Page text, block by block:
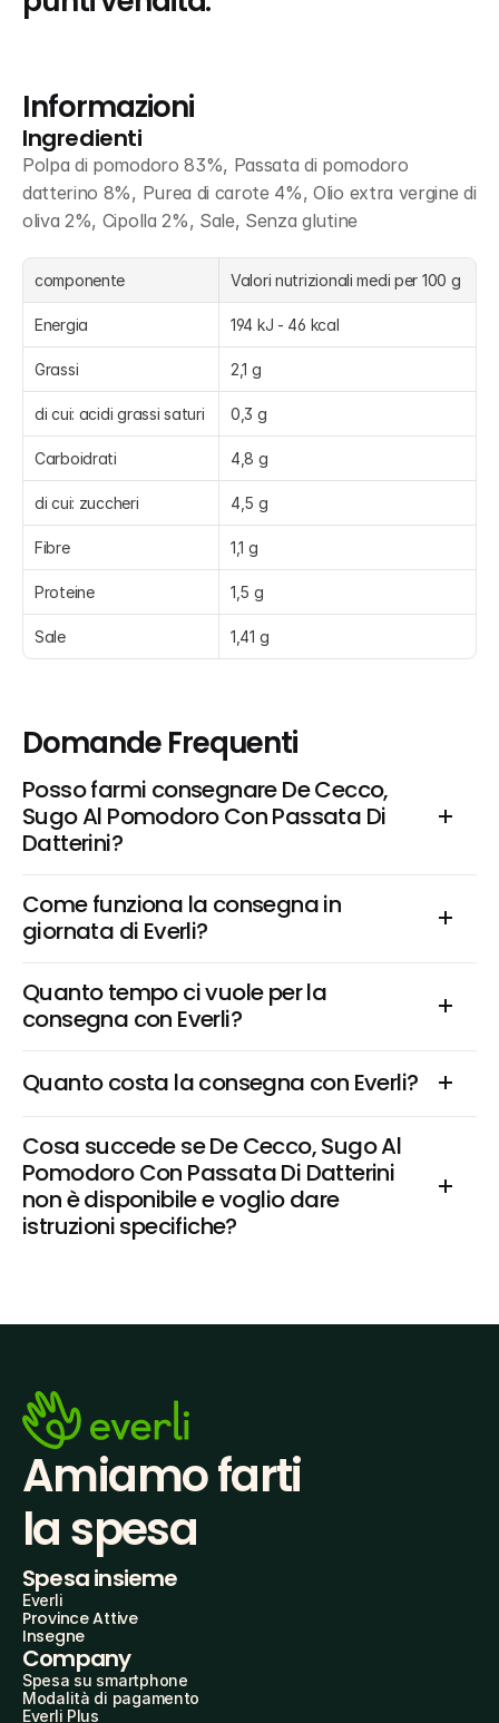
Informazioni
Ingredienti
Polpa di pomodoro 83%, Passata di pomodoro
datterino 8%, Purea di carote 4%, Olio extra vergine di
oliva 2%, Cipolla 2%, Sale, Senza glutine
componente Valori nutrizionali medi per 100 g
Energia 194 kJ - 46 kcal
Grassi 2,1 g
di cui: acidi grassi saturi 0,3 g
Carboidrati 4,8 g
di cui: zuccheri 4,5 g
Fibre 1,1 g
Proteine 1,5 g
Sale 1,41 g
Domande Frequenti
Posso farmi consegnare De Cecco,
Sugo Al Pomodoro Con Passata Di
Datterini?
Come funziona la consegna in
giornata di Everli?
Quanto tempo ci vuole per la
consegna con Everli?
Quanto costa la consegna con Everli?
Cosa succede se De Cecco, Sugo Al
Pomodoro Con Passata Di Datterini
non è disponibile e voglio dare
istruzioni specifiche?
Amiamo farti
la spesa
Spesa insieme
Everli
Province Attive
Insegne
Company
Spesa su smartphone
Modalità di pagamento
Everli Plus